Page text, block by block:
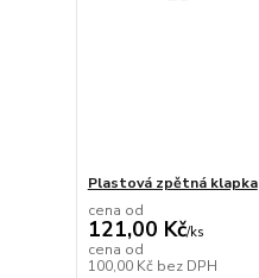
Plastová zpětná klapka
cena od
121,00 Kč/ks
cena od
100,00 Kč bez DPH